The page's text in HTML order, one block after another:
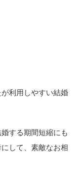
利用しやすい結婚
する期間短縮にも
して、素敵なお相